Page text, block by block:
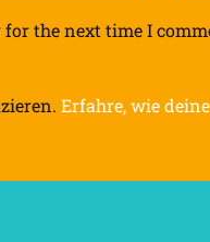
the next time I
Erfahre, wie